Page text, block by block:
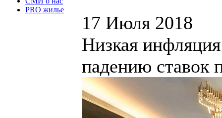
PRO жилье
17 Июля 2018
Низкая
падению ставок